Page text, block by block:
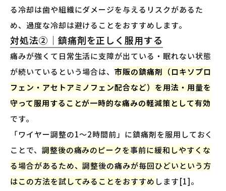
る冷却は歯や組織にダメージを与えるリスクがあるた
め、過度な冷却は避けることをおすすめします。
対処法②｜鎮痛剤を正しく服用する
痛みが強くて日常生活に支障が出ている・眠れない状態
が続いているという場合は、市販の鎮痛剤（ロキソプロ
フェン・アセトアミノフェン配合など）を用法・用量を
守って服用することが一時的な痛みの軽減策として有効
です。
「ワイヤー調整の1〜2時間前」に鎮痛剤を服用しておく
ことで、 調整後の痛みのピークを事前に緩和しやすくな
る場合があるため、調整後の痛みが毎回ひどいという方
はこの方法を試してみることをおすすめ します[1]。